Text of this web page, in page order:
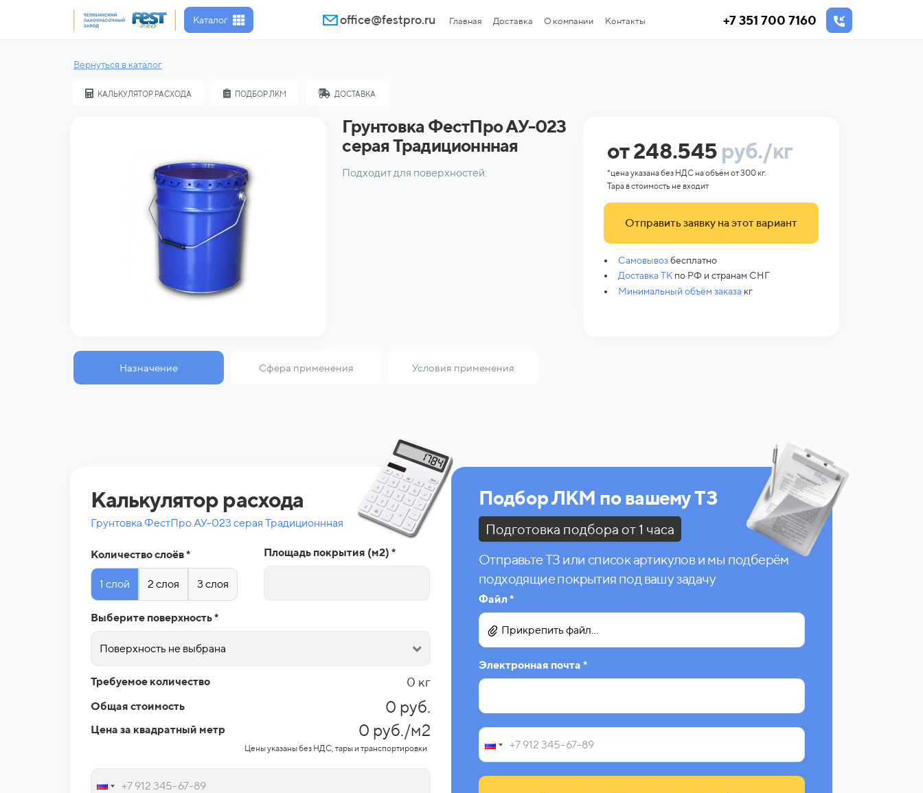
Каталог office@festpro.ru Главная Доставка О компании Контакты +7 351 700 7160
Вернуться в каталог
КАЛЬКУЛЯТОР РАСХОДА ПОДБОР ЛКМ ДОСТАВКА
Грунтовка ФестПро АУ-023
серая Традиционнная
Подходит для поверхностей:
от 248.545 руб./кг
*цена указана без НДС на объём от 300 кг.
Тара в стоимость не входит
Отправить заявку на этот вариант
Самовывозбесплатно
Доставка ТКпо РФ и странам СНГ
Минимальный объём заказа кг
Назначение Сфера применения Условия применения
Калькулятор расхода
Грунтовка ФестПро АУ-023 серая Традиционнная
Количество слоёв *
1 слой 2 слоя 3 слоя
Площадь покрытия (м2) *
Выберите поверхность *
Поверхность не выбрана
Требуемое количество 0 кг
Общая стоимость 0 руб.
Цена за квадратный метр 0 руб./м2
Цены указаны без НДС, тары и транспортировки
Подбор ЛКМ по вашему ТЗ
Подготовка подбора от 1 часа
Отправьте ТЗ или список артикулов и мы подберём
подходящие покрытия под вашу задачу
Файл *
Прикрепить файл...
Электронная почта *